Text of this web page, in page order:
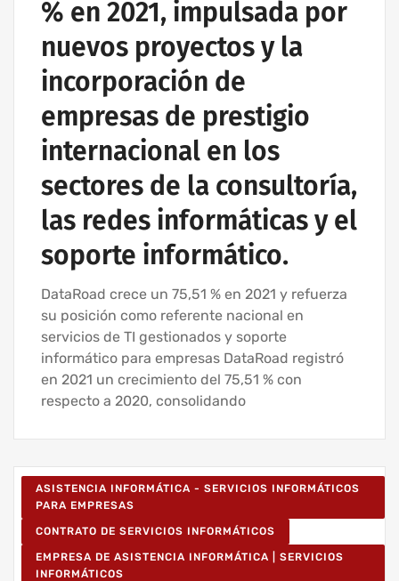
% en 2021, impulsada por
nuevos proyectos y la
incorporación de
empresas de prestigio
internacional en los
sectores de la consultoría,
las redes informáticas y el
soporte informático.
DataRoad crece un 75,51 % en 2021 y refuerza
su posición como referente nacional en
servicios de TI gestionados y soporte
informático para empresas DataRoad registró
en 2021 un crecimiento del 75,51 % con
respecto a 2020, consolidando
ASISTENCIA INFORMÁTICA - SERVICIOS INFORMÁTICOS
PARA EMPRESAS
CONTRATO DE SERVICIOS INFORMÁTICOS
EMPRESA DE ASISTENCIA INFORMÁTICA | SERVICIOS
INFORMÁTICOS